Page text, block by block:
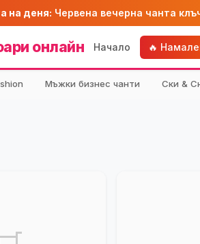
на деня: Червена вечерна чанта
онлайн Начало 🔥
Мъжки бизнес чанти Ски &